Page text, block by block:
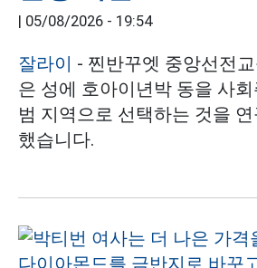
| 05/08/2026 - 19:54
잘라이 - 찐반꾸엣 중앙선전
은 성에 호아이년박 동을 사
범 지역으로 선택하는 것을
했습니다.